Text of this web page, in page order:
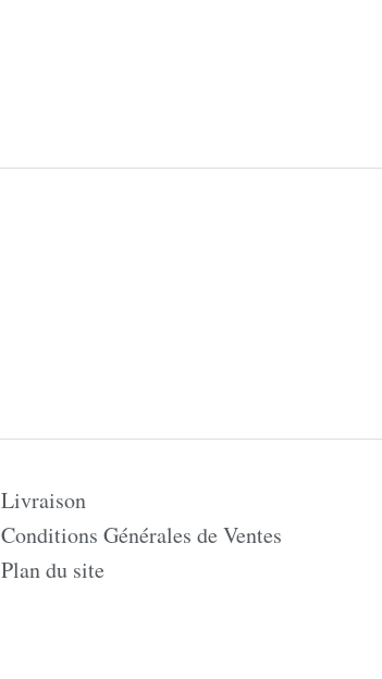
Livraison
Conditions Générales de Ventes
Plan du site